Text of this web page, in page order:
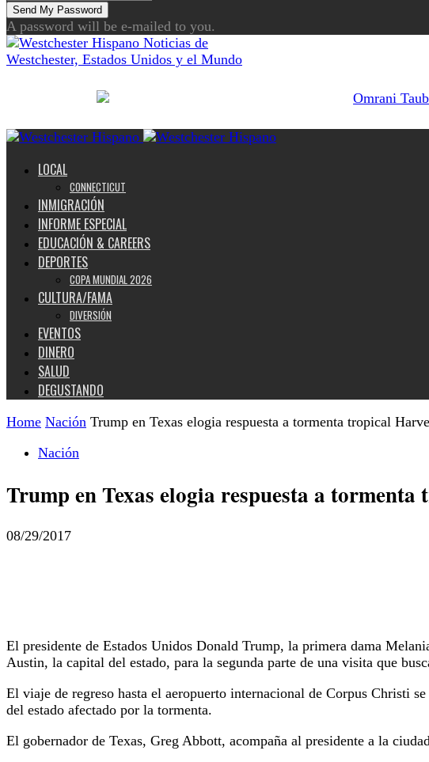
A password will be e-mailed to you.
Noticias de
Westchester, Estados Unidos y el Mundo
LOCAL
CONNECTICUT
INMIGRACIÓN
INFORME ESPECIAL
EDUCACIÓN & CAREERS
DEPORTES
COPA MUNDIAL 2026
CULTURA/FAMA
DIVERSIÓN
EVENTOS
DINERO
SALUD
DEGUSTANDO
Home Nación Trump en Texas elogia respuesta a tormenta tropical
Nación
Trump en Texas elogia respuesta a
08/29/2017
El presidente de Estados Unidos Donald Trump, la primera dama
Austin, la capital del estado, para la segunda parte de una visita que
El viaje de regreso hasta el aeropuerto internacional de Corpus Christi
del estado afectado por la tormenta.
El gobernador de Texas, Greg Abbott, acompaña al presidente a la